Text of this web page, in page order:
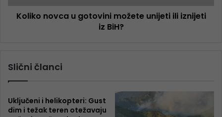
Koliko novca u gotovini možete unijeti ili iznijeti
iz BiH?
Slični članci
Uključeni i helikopteri: Gust
dim i težak teren otežavaju